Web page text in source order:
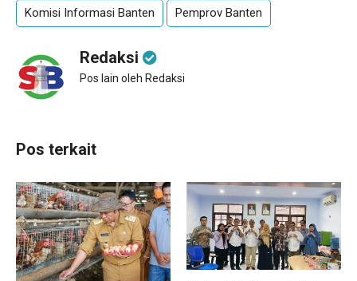
Komisi Informasi Banten Pemprov Banten
Redaksi
Pos lain oleh Redaksi
Pos terkait